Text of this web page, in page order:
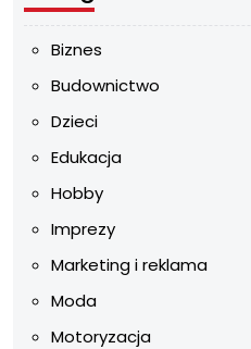
Biznes
Budownictwo
Dzieci
Edukacja
Hobby
Imprezy
Marketing i reklama
Moda
Motoryzacja